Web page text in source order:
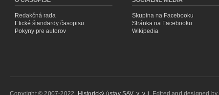
Redakčná rada
Etické štandardy časopisu
Pokyny pre autorov
Skupina na Facebooku
Stránka na Facebooku
Wikipedia